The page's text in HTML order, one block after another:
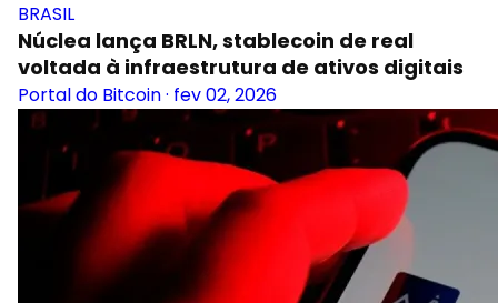
BRASIL
Núclea lança BRLN, stablecoin de real
voltada à infraestrutura de ativos digitais
Portal do Bitcoin· fev 02, 2026